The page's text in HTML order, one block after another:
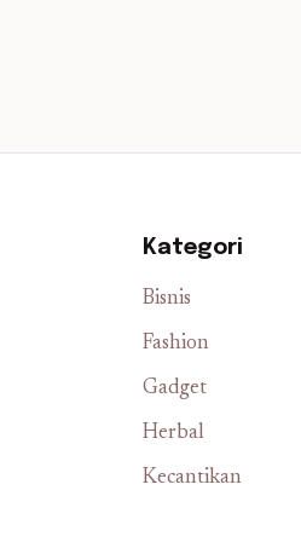
Kategori
Bisnis
Fashion
Gadget
Herbal
Kecantikan